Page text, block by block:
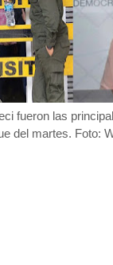
fueron las
del martes. Foto: